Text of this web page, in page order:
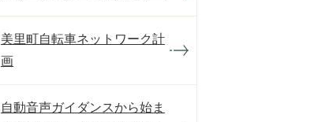
美里町自転車ネットワーク計
画
自動音声ガイダンスから始ま